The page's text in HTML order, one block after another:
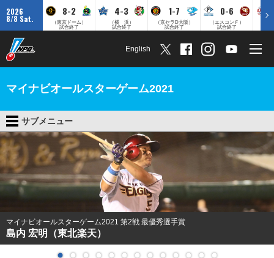
2026
8/8 Sat.
8-2
（東京ドーム）
試合終了
4-3
（横 浜）
試合終了
1-7
（京セラD大阪）
試合終了
0-6
（エスコンＦ）
試合終了
English
マイナビオールスターゲーム2021
サブメニュー
マイナビオールスターゲーム2021 第2戦 最優秀選手賞
島内 宏明（東北楽天）